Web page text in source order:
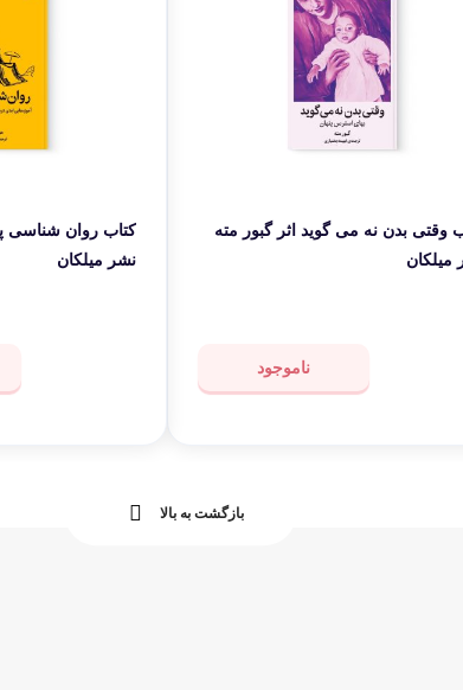
وقتی بدن نه می گوید اثر گبور مته
میلکان
ناموجود
کتاب روان شناسی
نشر میلکان
بازگشت به بالا